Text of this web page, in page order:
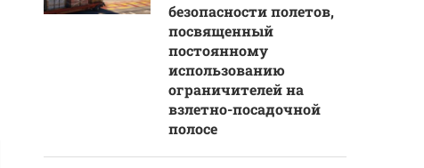
безопасности полетов,
посвященный
постоянному
использованию
ограничителей на
взлетно-посадочной
полосе